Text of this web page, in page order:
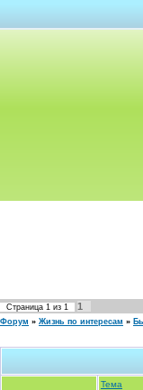
Страница 1 из 1 1
Форум » Жизнь по интересам »
Тема